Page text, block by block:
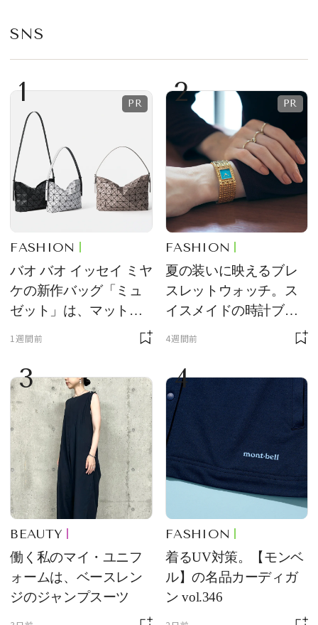
SNS
1
FASHION
バオ バオ イッセイ ミヤ
ケの新作バッグ「ミュ
ゼット」は、マットな
1週間前
2
FASHION
夏の装いに映えるブレ
スレットウォッチ。ス
イスメイドの時計ブラ
ンド【フレデリック・
をレビュー。【それい
け！ 良品ハンター】
4週間前
3
BEAUTY
働く私のマイ・ユニフ
ォームは、ベースレン
ジのジャンプスーツ
4
FASHION
着るUV対策。【モンベ
ル】の名品カーディガ
ン vol.346